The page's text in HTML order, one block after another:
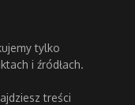
tylko
i źródłach.
treści